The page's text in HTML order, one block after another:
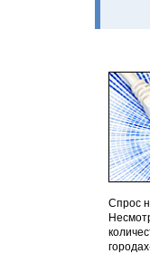
Спрос